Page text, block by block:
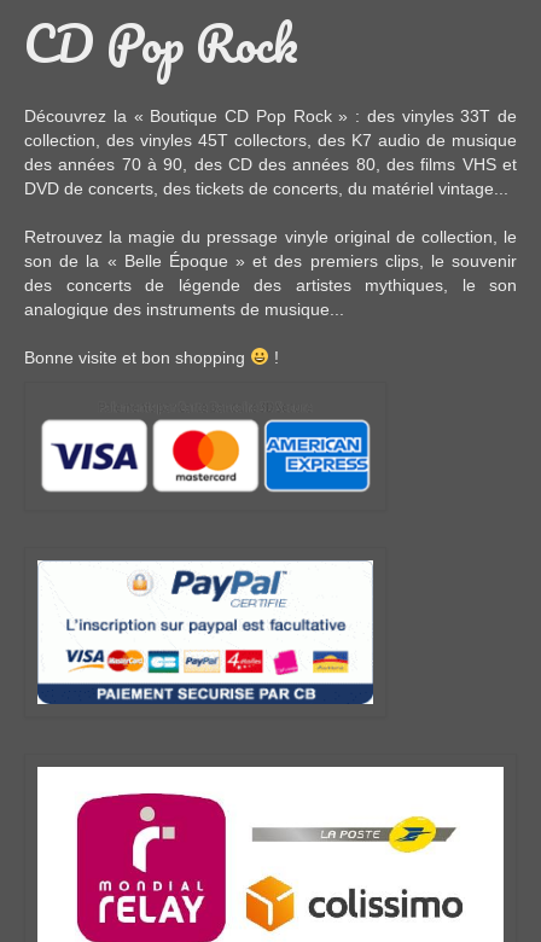
CD Pop Rock
Découvrez la « Boutique CD Pop Rock » : des vinyles 33T de
collection, des vinyles 45T collectors, des K7 audio de musique
des années 70 à 90, des CDdes années 80, desfilms VHS et
DVD de concerts, des tickets de concerts , du matériel vintage
Retrouvez la magie du pressage vinyle original de collection, le
son de la « Belle Époque » et des premiers clips, le souvenir
des concerts de légende des artistes mythiques, le son
analogique des instruments de musique...
Bonne visite et bon shopping !